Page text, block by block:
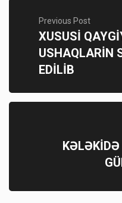
Previous Post
XUSUSİ
USHAQLARİN
EDİLİB
KƏLƏKİDƏ